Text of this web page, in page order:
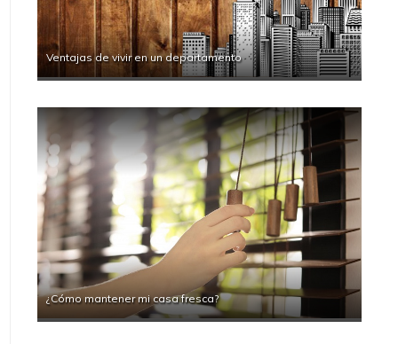
Ventajas de vivir en un departamento
¿Cómo mantener mi casa fresca?